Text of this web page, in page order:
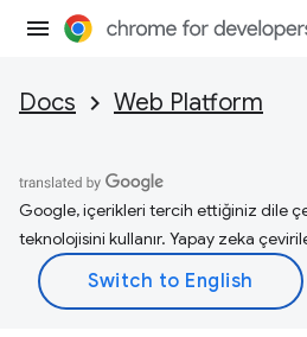
Docs Web Platform
Google, içerikleri tercih ettiğiniz dile
teknolojisini kullanır. Yapay zeka